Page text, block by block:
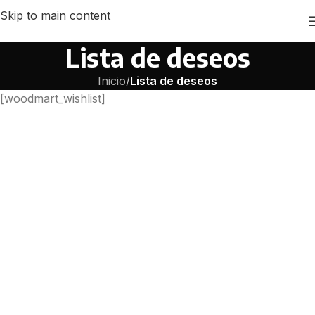
Skip to main content
Lista de deseos
Inicio/Lista de deseos
[woodmart_wishlist]